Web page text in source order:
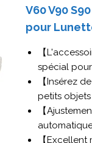
V60 V90
pour
【
spécial
【Insérez
petits
【
【